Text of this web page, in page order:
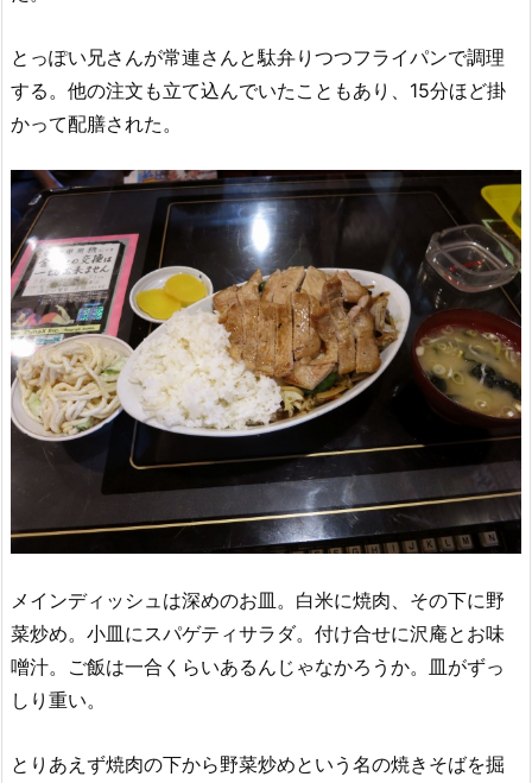
とっぽい兄さんが常連さんと駄弁りつつフライパンで調理
する。他の注文も立て込んでいたこともあり、15分ほど掛
かって配膳された。
メインディッシュは深めのお皿。白米に焼肉、その下に野
菜炒め。小皿にスパゲティサラダ。付け合せに沢庵とお味
噌汁。ご飯は一合くらいあるんじゃなかろうか。皿がずっ
しり重い。
とりあえず焼肉の下から野菜炒めという名の焼きそばを掘